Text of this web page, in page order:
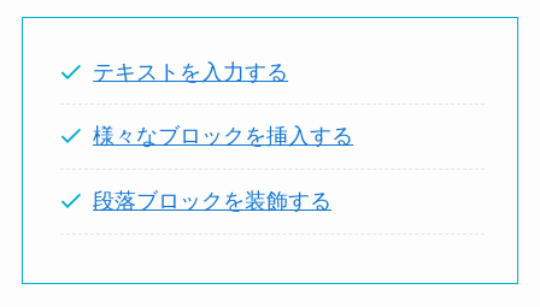
テキストを入力する
様々なブロックを挿入する
段落ブロックを装飾する